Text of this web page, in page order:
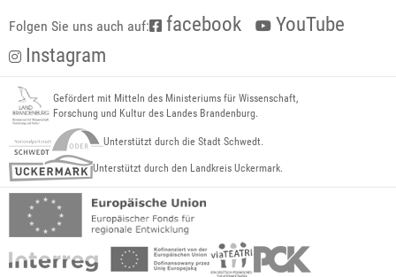
Folgen Sie uns auch auf: facebook
YouTube
Instagram
Gefördert mit Mitteln des Ministeriums für Wissenschaft,
Forschung und Kultur des Landes Brandenburg.
Unterstützt durch die Stadt Schwedt.
Unterstützt durch den Landkreis Uckermark.